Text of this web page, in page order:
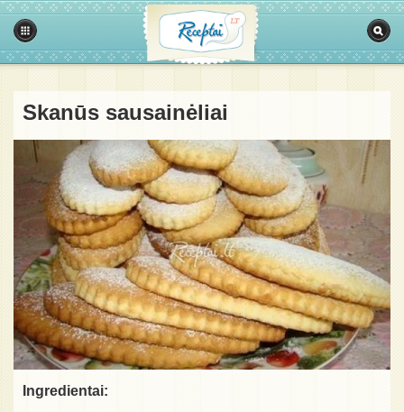
Skanūs sausainėliai
Ingredientai: